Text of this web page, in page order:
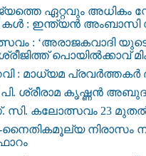
ഏറ്റവും അധികം
കള്‍ : ഇന്ത്യൻ അംബാസി
: ‘അരാജകവാദി
പൊയില്‍ക്കാവ്
: മാധ്യമ പ്രവർത്തകർ
പി. ശ്രീരാമ കൃഷ്ണൻ
സി. കലോത്സവം 23
നൈതികമൂല്യ